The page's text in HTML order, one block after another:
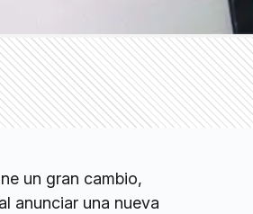
un gran cambio,
al anunciar una nueva